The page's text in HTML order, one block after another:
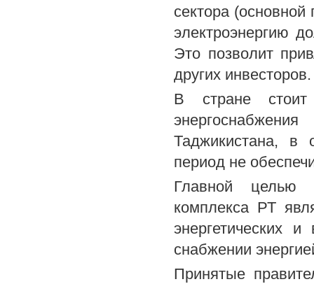
сектора
электроэнергию
Это позволит
других инвесторов.
В стране стоит
Таджикистана, в
период не
Главной целью в
комплекса РТ
энергетических
снабжении
Принятые